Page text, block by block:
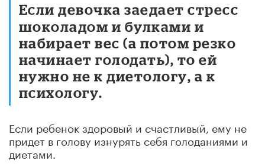
Если девочка заедает стресс
шоколадом и булками и
набирает вес (а потом резко
начинает голодать), то ей
нужно не к диетологу, а к
психологу.
Если ребенок здоровый и счастливый, ему не
придет в голову изнурять себя голоданиями и
диетами.